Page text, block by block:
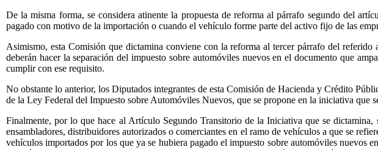
De la misma forma, se considera atinente la propuesta de reforma al párrafo segundo del
pagado con motivo de la importación o cuando el vehículo forme parte del activo fijo de las
Asimismo, esta Comisión que dictamina conviene con la reforma al tercer párrafo del
deberán hacer la separación del impuesto sobre automóviles nuevos en el documento que
cumplir con ese requisito.
No obstante lo anterior, los Diputados integrantes de esta Comisión de Hacienda y Crédito
de la Ley Federal del Impuesto sobre Automóviles Nuevos, que se propone en la iniciativa que
Finalmente, por lo que hace al Artículo Segundo Transitorio de la Iniciativa que se
ensambladores, distribuidores autorizados o comerciantes en el ramo de vehículos a que se
vehículos importados por los que ya se hubiera pagado el impuesto sobre automóviles nuevos